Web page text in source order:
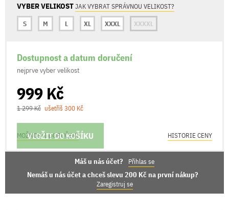
VYBER VELIKOSTJAK VYBRAT SPRÁVNOU VELIKOST?
S
M L XL XXXL XXXXL
Dostupnost a datum doručení
nejprve vyber velikost
999 Kč
1 299 Kč ušetříš 300 Kč
VLOŽIT DO KOŠÍKU
MOŽNOSTI DORUČENÍ HISTORIE CENY
Máš u nás účet? Přihlas se
Nemáš u nás účet a chceš slevu 200 Kč na první nákup?
Zaregistruj se